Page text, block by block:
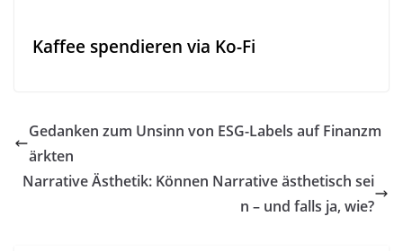
Kaffee spendieren via Ko-Fi
Gedanken zum Unsinn von ESG-Labels auf Finanzm
ärkten
Narrative Ästhetik: Können Narrative ästhetisch sei
n – und falls ja, wie?